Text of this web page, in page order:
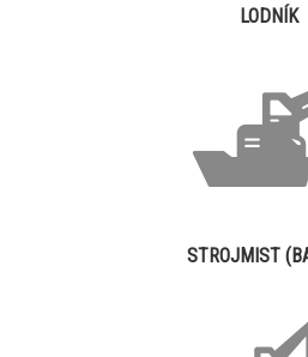
LODNÍK
STROJMIST